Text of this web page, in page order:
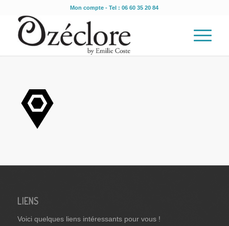
Mon compte- Tel : 06 60 35 20 84
LIENS
Voici quelques liens intéressants pour vous !